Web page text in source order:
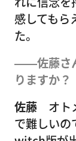
感してもら
た。
――佐藤さ
りますか？
佐藤 オト
で難しい